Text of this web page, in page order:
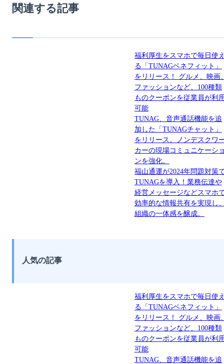
関連する記事
福利厚生をスマホで毎日使
る「TUNAGベネフィット」
をリリース！ グルメ、映画
ファッションなど、100種類
ものクーポンを従業員が利
可能
TUNAG、音声通話機能を追
加した「TUNAGチャット」
をリリース。ノンデスクワ
カーの現場コミュニケーシ
ンを強化。
福山通運が2024年問題対策
TUNAGを導入！業務伝達や
経営メッセージなどスマホ
効率的な情報共有を実現し
組織の一体感を醸成。
人気の記事
福利厚生をスマホで毎日使
る「TUNAGベネフィット」
をリリース！ グルメ、映画
ファッションなど、100種類
ものクーポンを従業員が利
可能
TUNAG、音声通話機能を追